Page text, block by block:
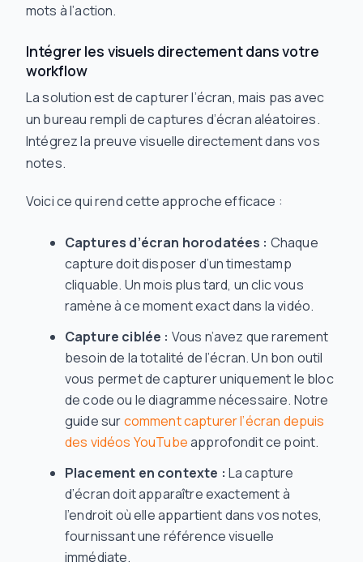
mots à l’action.
Intégrer les visuels directement dans votre
workflow
La solution est de capturer l’écran, mais pas avec
un bureau rempli de captures d’écran aléatoires.
Intégrez la preuve visuelle directement dans vos
notes.
Voici ce qui rend cette approche efficace :
Captures d’écran horodatées : Chaque
capture doit disposer d’un timestamp
cliquable. Un mois plus tard, un clic vous
ramène à ce moment exact dans la vidéo.
Capture ciblée : Vous n’avez que rarement
besoin de la totalité de l’écran. Un bon outil
vous permet de capturer uniquement le bloc
de code ou le diagramme nécessaire. Notre
guide surcomment capturer l’écran depuis
des vidéos YouTubeapprofondit ce point.
Placement en contexte : La capture
d’écran doit apparaître exactement à
l’endroit où elle appartient dans vos notes,
fournissant une référence visuelle
immédiate.